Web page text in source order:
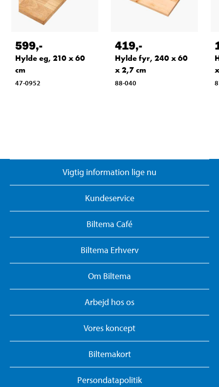
599,-
Hylde eg, 210 x 60
cm
47-0952
419,-
Hylde fyr, 240 x 60
x 2,7 cm
88-040
Vigtig information lige nu
Kundeservice
Biltema Café
Biltema Erhverv
Om Biltema
Arbejd hos os
Vores koncept
Biltemakort
Persondatapolitik